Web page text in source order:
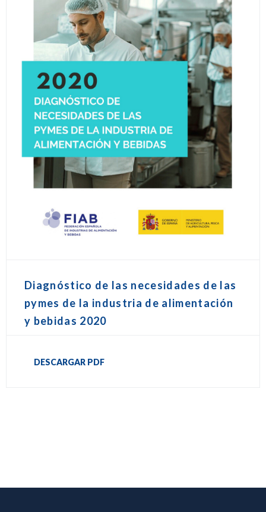
Diagnóstico de las necesidades de las
pymes de la industria de alimentación
y bebidas 2020
DESCARGAR PDF